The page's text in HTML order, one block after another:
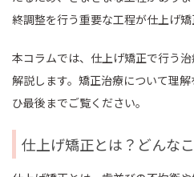
終調整を行う重要な工程が仕上げ矯
本コラムでは、仕上げ矯正で行う
解説します。矯正治療について理
ひ最後までご覧ください。
仕上げ矯正とは？どんな